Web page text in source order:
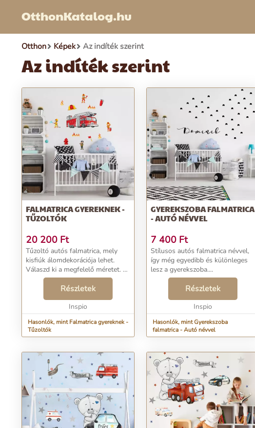
OtthonKatalog.hu
Otthon Képek Az indíték szerint
Az indíték szerint
FALMATRICA GYEREKNEK -
TŰZOLTÓK
20 200 Ft
Tűzoltó autós falmatrica, mely
kisfiúk álomdekorációja lehet.
Válaszd ki a megfelelő méretet. A
falmatricák minőséges textil
fóliából készülnek....
Részletek
Inspio
Hasonlók, mint Falmatrica gyereknek -
Tűzoltók
GYEREKSZOBA FALMATRICA
- AUTÓ NÉVVEL
7 400 Ft
Stílusos autós falmatrica névvel,
így még egyedibb és különleges
lesz a gyerekszoba....
Részletek
Inspio
Hasonlók, mint Gyerekszoba
falmatrica - Autó névvel